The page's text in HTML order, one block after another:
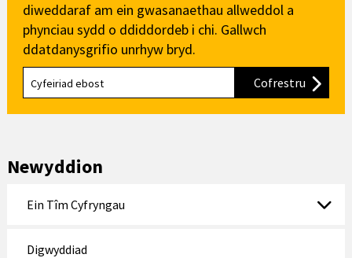
diweddaraf am ein gwasanaethau allweddol a
phynciau sydd o ddiddordeb i chi. Gallwch
ddatdanysgrifio unrhyw bryd.
Cofrestru i'n
Newyddion
Ein Tîm Cyfryngau
Digwyddiad